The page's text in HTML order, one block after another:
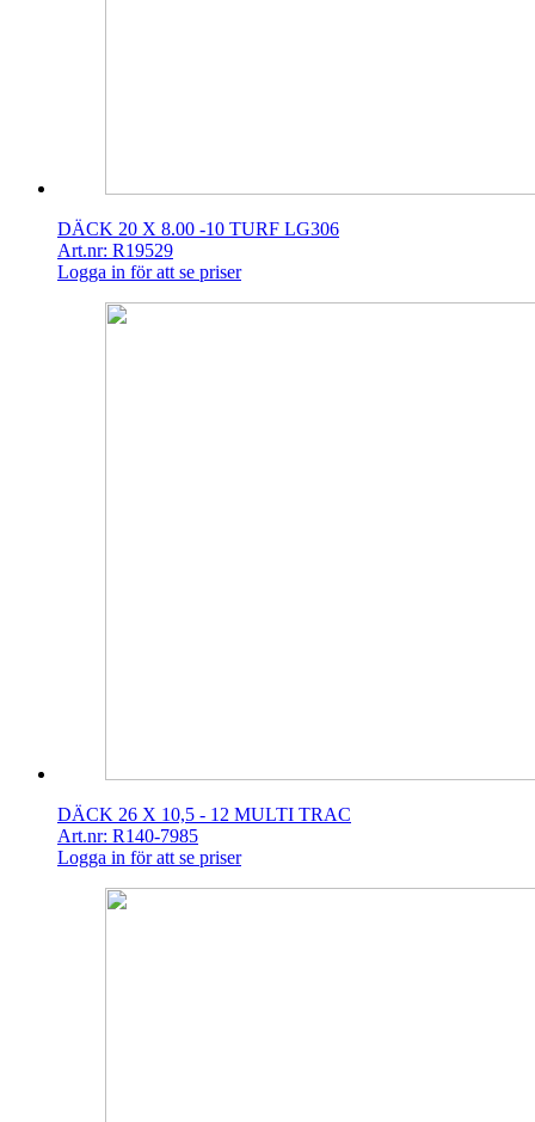
DÄCK 20 X 8.00 -10 TURF LG306
Art.nr: R19529
Logga in för att se priser
DÄCK 26 X 10,5 - 12 MULTI TRAC
Art.nr: R140-7985
Logga in för att se priser